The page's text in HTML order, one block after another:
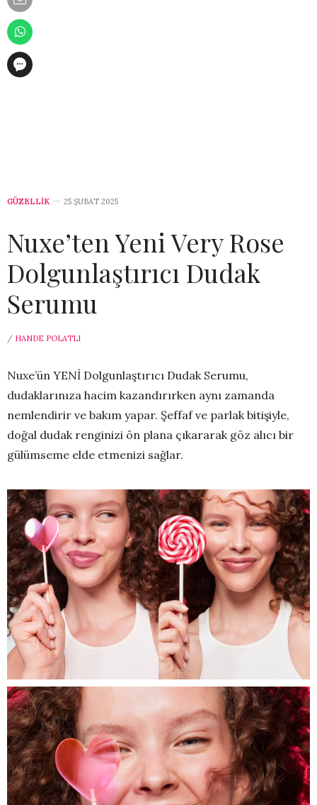
GÜZELLİK 25 ŞUBAT 2025
Nuxe’ten Yeni Very Rose
Dolgunlaştırıcı Dudak
Serumu
/ HANDE POLATLI
Nuxe’ün YENİ Dolgunlaştırıcı Dudak Serumu,
dudaklarınıza hacim kazandırırken aynı zamanda
nemlendirir ve bakım yapar. Şeffaf ve parlak bitişiyle,
doğal dudak renginizi ön plana çıkararak göz alıcı bir
gülümseme elde etmenizi sağlar.